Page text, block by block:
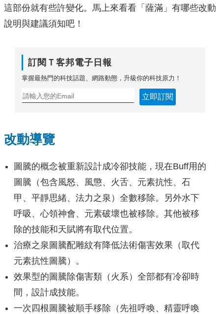
這部份就有些許變化。馬上來看看「薩滿」有哪些改動
說明與建議須知吧！
訂閱Ｔ客邦電子日報
掌握最熱門的科技話題、網路動態，升級你的科技原力！
立即訂閱
改動導覽
圖騰的概念被重新設計成冷卻技能，現在Buff用的
圖騰（包含風怒、風懲、火舌、元素抗性、石
甲、平靜思緒、法力之泉）全數移除。另外水下
呼吸、心領神會、元素破壞也被移除。其他被移
除的技能和天賦將有取代位置。
治療之泉圖騰配雕紋有降低法術傷害效果（取代
元素抗性圖騰）。
效果型的圖騰除傷害類（火系）全部都有冷卻時
間，設計成技能。
一次四根圖騰被順手移除（先祖呼喚、精靈呼喚